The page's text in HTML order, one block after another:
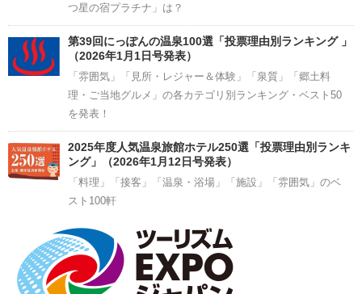
つ星の宿プラチナ」は？
第39回にっぽんの温泉100選「投票理由別ランキング 」
（2026年1月1日号発表）
「雰囲気」「見所・レジャー＆体験」「泉質」「郷土料
理・ご当地グルメ」の各カテゴリ別ランキング・ベスト50
を発表！
2025年度人気温泉旅館ホテル250選「投票理由別ランキ
ング」（2026年1月12日号発表）
「料理」「接客」「温泉・浴場」「施設」「雰囲気」のベ
スト100軒